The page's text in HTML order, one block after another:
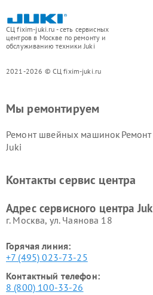
СЦ fixim-juki.ru - сеть сервисных
центров в Москве по ремонту и
обслуживанию техники Juki
2021-2026 © СЦ fixim-juki.ru
Мы ремонтируем
Ремонт швейных машинок
Juki
Контакты сервис центра
Адрес сервисного центра
г. Москва, ул. Чаянова 18
Горячая линия:
+7 (495) 023-73-25
Контактный телефон:
8 (800) 100-33-26